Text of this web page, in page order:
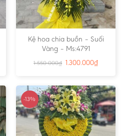
Kệ hoa chia buồn – Suối
Vàng – Ms:4791
1.550.000₫ 1.300.000₫
-13%